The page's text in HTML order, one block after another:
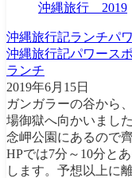
沖縄旅行＿2019
沖縄旅行記ランチパ
沖縄旅行記パワース
ランチ
2019年6月15日
ガンガラーの谷から
場御獄へ向かいまし
念岬公園にあるので
HPでは7分～10分と
します。予想以上に